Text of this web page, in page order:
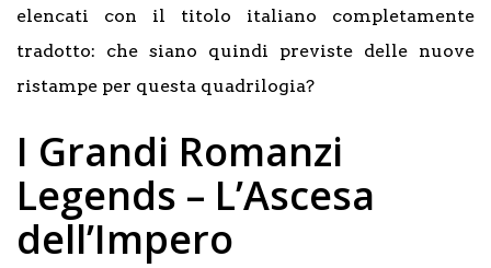
elencati con il titolo italiano completamente
tradotto: che siano quindi previste delle nuove
ristampe per questa quadrilogia?
I Grandi Romanzi
Legends – L’Ascesa
dell’Impero